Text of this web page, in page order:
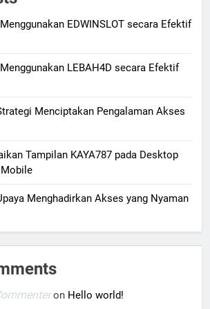
EDWINSLOT secara Efektif
LEBAH4D secara Efektif
Menciptakan Pengalaman Akses
Tampilan KAYA787 pada Desktop
Menghadirkan Akses yang Nyaman
on Hello world!